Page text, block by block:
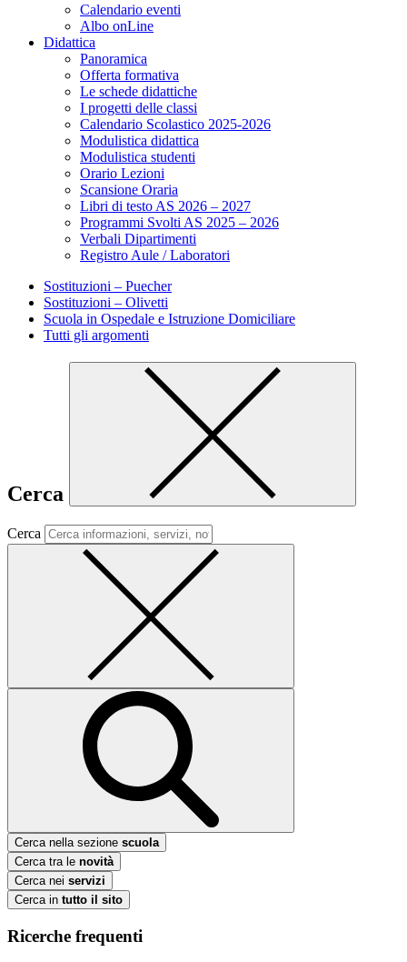
Calendario eventi
Albo onLine
Didattica
Panoramica
Offerta formativa
Le schede didattiche
I progetti delle classi
Calendario Scolastico 2025-2026
Modulistica didattica
Modulistica studenti
Orario Lezioni
Scansione Oraria
Libri di testo AS 2026 – 2027
Programmi Svolti AS 2025 – 2026
Verbali Dipartimenti
Registro Aule / Laboratori
Sostituzioni – Puecher
Sostituzioni – Olivetti
Scuola in Ospedale e Istruzione Domiciliare
Tutti gli argomenti
Cerca
Cerca
Cerca nella sezione scuola
Cerca tra le novità
Cerca nei servizi
Cerca in tutto il sito
Ricerche frequenti